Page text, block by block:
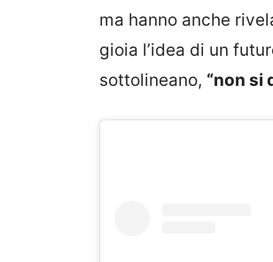
ma hanno anche
gioia l’idea di un
sottolineano, “non si